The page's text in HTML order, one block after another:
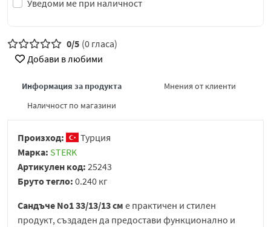
Уведоми ме при наличност
0/5 (0 гласа)
Добави в любими
Информация за продукта
Мнения от клиенти
Наличност по магазини
Произход:
Турция
Марка: STERK
Артикулен код: 25243
Бруто тегло: 0.240 кг
Сандъче No1 33/13/13 см е практичен и стилен
продукт, създаден да предостави функционално и